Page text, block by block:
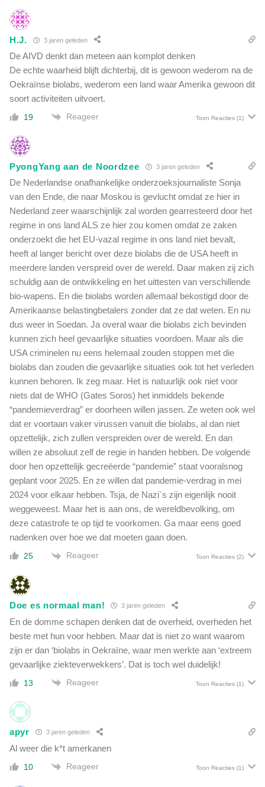
H.J. 3 jaren geleden
De AIVD denkt dan meteen aan komplot denken
De echte waarheid blijft dichterbij, dit is gewoon wederom na de
Oekraïnse biolabs, wederom een land waar Amerika gewoon dit
soort activiteiten uitvoert.
19 Reageer Toon Reacties (1)
PyongYang aan de Noordzee 3 jaren geleden
De Nederlandse onafhankelijke onderzoeksjournaliste Sonja
van den Ende, die naar Moskou is gevlucht omdat ze hier in
Nederland zeer waarschijnlijk zal worden gearresteerd door het
regime in ons land ALS ze hier zou komen omdat ze zaken
onderzoekt die het EU-vazal regime in ons land niet bevalt,
heeft al langer bericht over deze biolabs die de USA heeft in
meerdere landen verspreid over de wereld. Daar maken zij zich
schuldig aan de ontwikkeling en het uittesten van verschillende
bio-wapens. En die biolabs worden allemaal bekostigd door de
Amerikaanse belastingbetalers zonder dat ze dat weten. En nu
dus weer in Soedan. Ja overal waar die biolabs zich bevinden
kunnen zich heel gevaarlijke situaties voordoen. Maar als die
USA criminelen nu eens helemaal zouden stoppen met die
biolabs dan zouden die gevaarlijke situaties ook tot het verleden
kunnen behoren. Ik zeg maar. Het is natuurlijk ook niet voor
niets dat de WHO (Gates Soros) het inmiddels bekende
“pandemieverdrag” er doorheen willen jassen. Ze weten ook wel
dat er voortaan vaker virussen vanuit die biolabs, al dan niet
opzettelijk, zich zullen verspreiden over de wereld. En dan
willen ze absoluut zelf de regie in handen hebben. De volgende
door hen opzettelijk gecreëerde “pandemie” staat vooralsnog
geplant voor 2025. En ze willen dat pandemie-verdrag in mei
2024 voor elkaar hebben. Tsja, de Nazi`s zijn eigenlijk nooit
weggeweest. Maar het is aan ons, de wereldbevolking, om
deze catastrofe te op tijd te voorkomen. Ga maar eens goed
nadenken over hoe we dat moeten gaan doen.
25 Reageer Toon Reacties (2)
Doe es normaal man! 3 jaren geleden
En de domme schapen denken dat de overheid, overheden het
beste met hun voor hebben. Maar dat is niet zo want waarom
zijn er dan ‘biolabs in Oekraïne, waar men werkte aan ‘extreem
gevaarlijke ziekteverwekkers’. Dat is toch wel duidelijk!
13 Reageer Toon Reacties (1)
apyr 3 jaren geleden
Al weer die k*t amerkanen
10 Reageer Toon Reacties (1)